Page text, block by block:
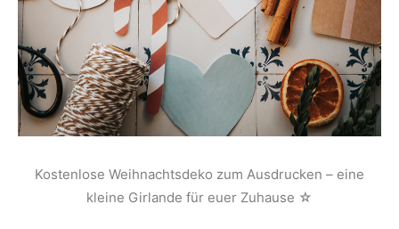
Kostenlose Weihnachtsdeko zum Ausdrucken – eine
kleine Girlande für euer Zuhause ☆